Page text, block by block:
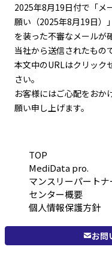
2025年8月19日付で「メ
願い（2025年8月19日）」
を装った不審なメールが
当社から送信されたもの
本文中のURLはクリック
さい。
お客様にはご心配をおか
願い申し上げます。
TOP
MediData pro.
マンスリーパートナ
センター概要
個人情報保護方針
お問